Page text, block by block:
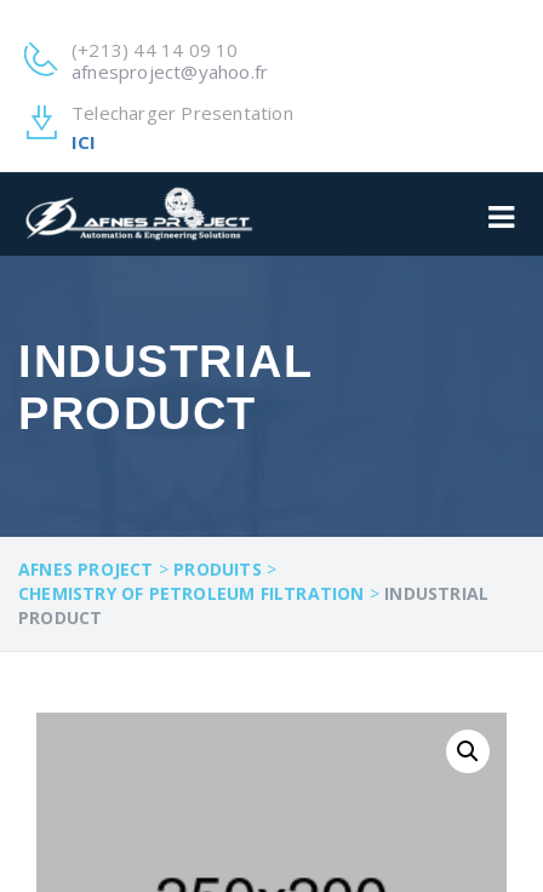
(+213) 44 14 09 10
afnesproject@yahoo.fr
Telecharger Presentation
ICI
INDUSTRIAL
PRODUCT
AFNES PROJECT > PRODUITS >
CHEMISTRY OF PETROLEUM FILTRATION > INDUSTRIAL
PRODUCT